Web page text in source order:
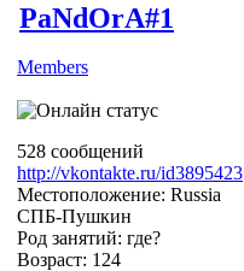
PaNdOrA#1
Members
528 сообщений
http://vkontakte.ru/id3895423
Местоположение: Russia
СПБ-Пушкин
Род занятий: где?
Возраст: 124